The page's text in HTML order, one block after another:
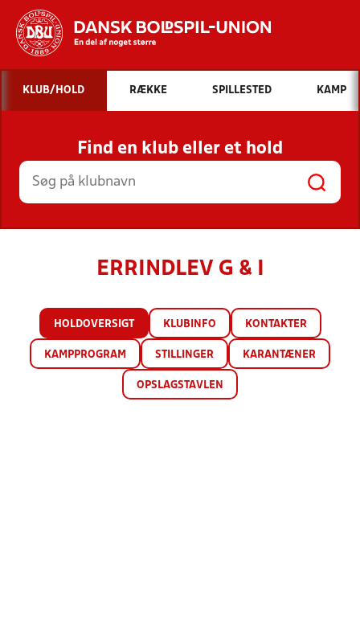
Hvad vil du søge efter?
INDHOLD OG NYHEDER
STILLINGER, RESULTATER, KLUBBER OG
HOLD
KLUB/HOLD RÆKKE SPILLESTED KAMP
Find en klub eller et hold
ERRINDLEV G & I
HOLDOVERSIGT KLUBINFO KONTAKTER
KAMPPROGRAM STILLINGER KARANTÆNER
OPSLAGSTAVLEN